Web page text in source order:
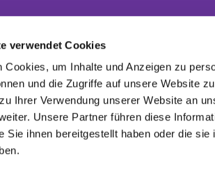
verwendet Cookies
Cookies, um Inhalte und Anzeigen zu
und die Zugriffe auf unsere Website
Ihrer Verwendung unserer Website an
Unsere Partner führen diese
Sie ihnen bereitgestellt haben oder die
Evangelischer